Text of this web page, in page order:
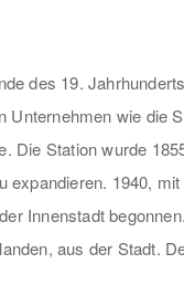
des 19.
wie die
Die Station wurde
expandieren. 1940,
Innenstadt
aus der Stadt.